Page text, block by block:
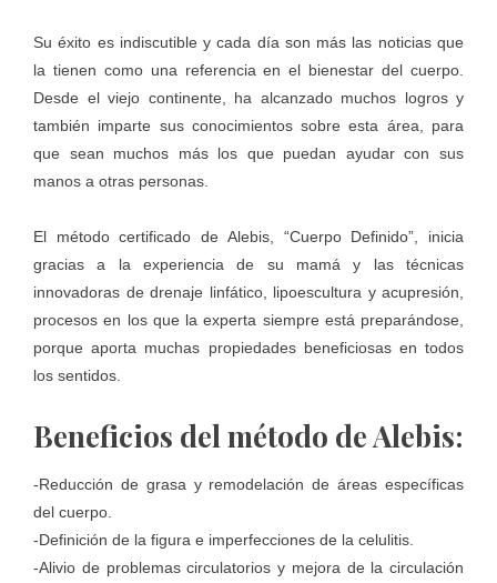
Su éxito es indiscutible y cada día son más las noticias que
la tienen como una referencia en el bienestar del cuerpo.
Desde el viejo continente, ha alcanzado muchos logros y
también imparte sus conocimientos sobre esta área, para
que sean muchos más los que puedan ayudar con sus
manos a otras personas.
El método certificado de Alebis, “Cuerpo Definido”, inicia
gracias a la experiencia de su mamá y las técnicas
innovadoras de drenaje linfático, lipoescultura y acupresión,
procesos en los que la experta siempre está preparándose,
porque aporta muchas propiedades beneficiosas en todos
los sentidos.
Beneficios del método de Alebis:
-Reducción de grasa y remodelación de áreas específicas
del cuerpo.
-Definición de la figura e imperfecciones de la celulitis.
-Alivio de problemas circulatorios y mejora de la circulación